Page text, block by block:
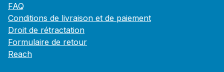
FAQ
Conditions de livraison et de paiement
Droit de rétractation
Formulaire de retour
Reach